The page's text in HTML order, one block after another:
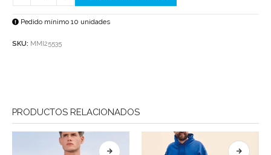
Pedido mínimo 10 unidades
SKU: MMI25535
PRODUCTOS RELACIONADOS